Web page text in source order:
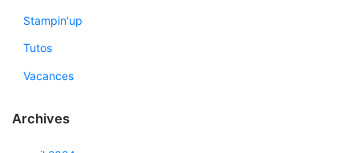
Stampin'up
Tutos
Vacances
Archives